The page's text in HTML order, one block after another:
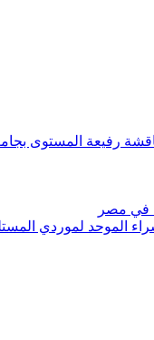
رفيعة المستوى
في مصر
الموحد لموردي